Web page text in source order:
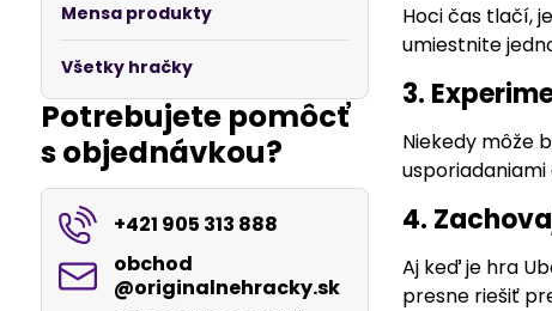
Hoci čas tlačí,
umiestnite
3.
Niekedy môže
usporiadaniami
4.
Aj keď je hra
presne riešiť
Mensa produkty
Všetky hračky
Potrebujete pomôcť
s objednávkou?
+421 905 313 888
obchod​
@originalnehracky​.sk